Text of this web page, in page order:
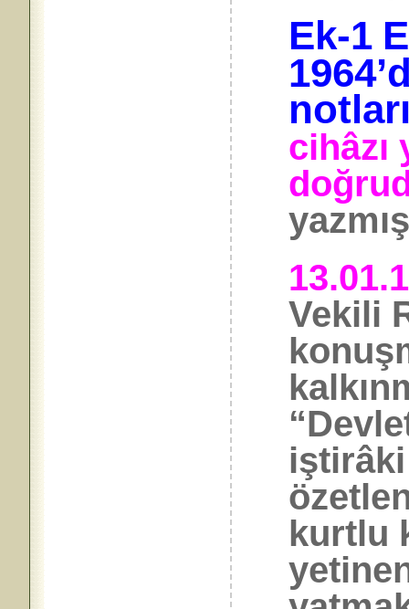
Ek-1
Vekili
kurtlu